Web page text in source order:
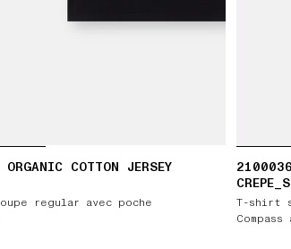
COTTON JERSEY
regular avec poche
T-shirt